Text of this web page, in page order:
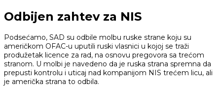
Odbijen zahtev za NIS
Podsećamo, SAD su odbile molbu ruske strane koju su
američkom OFAC-u uputili ruski vlasnici u kojoj se traži
produžetak licence za rad, na osnovu pregovora sa trećom
stranom. U molbi je navedeno da je ruska strana spremna da
prepusti kontrolu i uticaj nad kompanijom NIS trećem licu, ali
je američka strana to odbila.